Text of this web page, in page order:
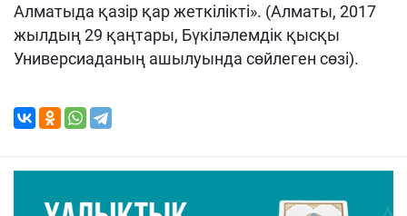
Алматыда қазір қар жеткілікті». (Алматы, 2017
жылдың 29 қаңтары, Бүкіләлемдік қысқы
Универсиаданың ашылуында сөйлеген сөзі).